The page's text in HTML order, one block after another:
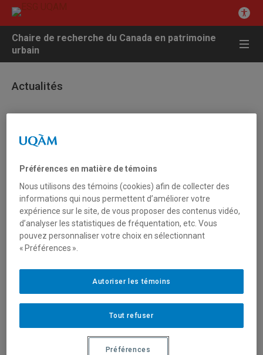
Chaire de recherche du Canada en patrimoine
urbain
Actualités
Une histoire au quotidien
française
Date : 19, 20 et 21 octobre 2006
Lieu : Double Tree Plaza Montréal Centre-Ville. 505, rue
Sherbrooke Est, Montréal (Québec)
Montréal dans les années 1970 », séance 7, 20 octobre.
Préférences en matière de témoins
Nous utilisons des témoins (cookies) afin de collecter des
informations qui nous permettent d’améliorer votre
expérience sur le site, de vous proposer des contenus vidéo,
d’analyser les statistiques de fréquentation, etc. Vous
pouvez personnaliser votre choix en sélectionnant
« Préférences ».
Tout refuser
Autoriser les témoins
Préférences